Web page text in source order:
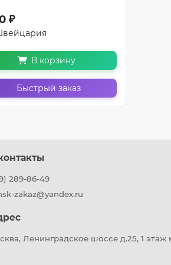
₽
В корзину
Быстрый заказ
289-86-49
zakaz@yandex.ru
Ленинградское шоссе д.25, 1 этаж